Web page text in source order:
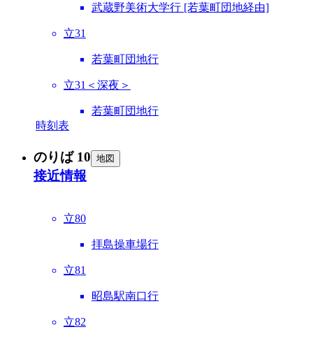
武蔵野美術大学行 [若葉町団地経由]
立31
若葉町団地行
立31＜深夜＞
若葉町団地行
時刻表
のりば 10 地図
接近情報
立80
拝島操車場行
立81
昭島駅南口行
立82